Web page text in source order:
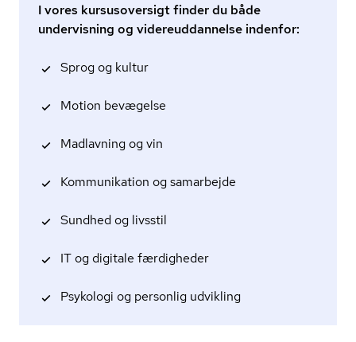
I vores kursusoversigt finder du både
undervisning og videreuddannelse indenfor:
Sprog og kultur
Motion bevægelse
Madlavning og vin
Kommunikation og samarbejde
Sundhed og livsstil
IT og digitale færdigheder
Psykologi og personlig udvikling